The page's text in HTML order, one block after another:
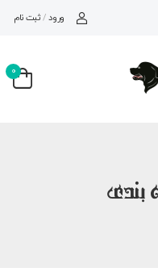
ورود / ثبت نام
0
بندی